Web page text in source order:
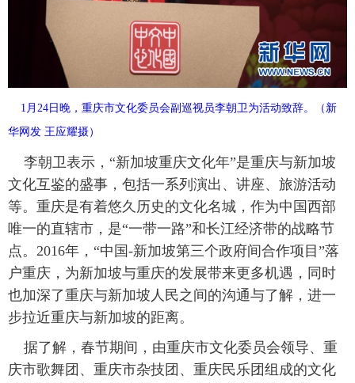
1月24日晚，重庆市文化委员会副巡视员李朝卫为活动致辞。（新
华网发 王应耀摄）
李朝卫表示，“新加坡重庆文化年”是重庆与新加坡
文化互鉴的盛事，包括一系列演出、讲座、旅游活动
等。重庆是有着悠久历史的文化名城，作为中国西部
唯一的直辖市，是“一带一路”和长江经济带的战略节
点。2016年，“中国-新加坡第三个政府间合作项目”落
户重庆，为新加坡与重庆的发展带来更多机遇，同时
也加深了重庆与新加坡人民之间的沟通与了解，进一
步拉近重庆与新加坡的距离。
据了解，春节期间，由重庆市文化委员会领导、重
庆市歌舞团、重庆市杂技团、重庆民乐团组成的文化